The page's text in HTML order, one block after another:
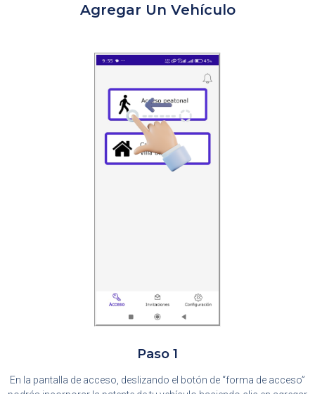
Agregar Un Vehículo
Paso 1
En la pantalla de acceso, deslizando el botón de “forma de acceso”